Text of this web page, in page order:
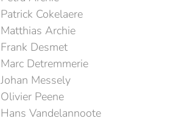
Patrick Cokelaere
Matthias Archie
Frank Desmet
Marc Detremmerie
Johan Messely
Olivier Peene
Hans Vandelannoote